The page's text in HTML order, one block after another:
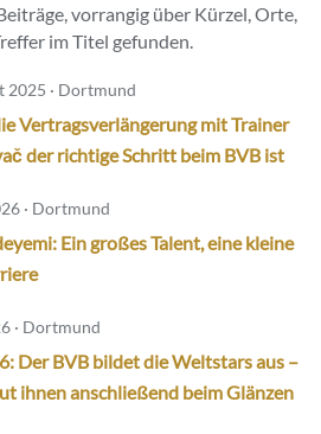
vorrangig über Kürzel, Orte,
im Titel gefunden.
2025 · Dortmund
Vertragsverlängerung mit Trainer
der richtige Schritt beim BVB ist
· Dortmund
Ein großes Talent, eine kleine
· Dortmund
Der BVB bildet die Weltstars aus –
ihnen anschließend beim Glänzen